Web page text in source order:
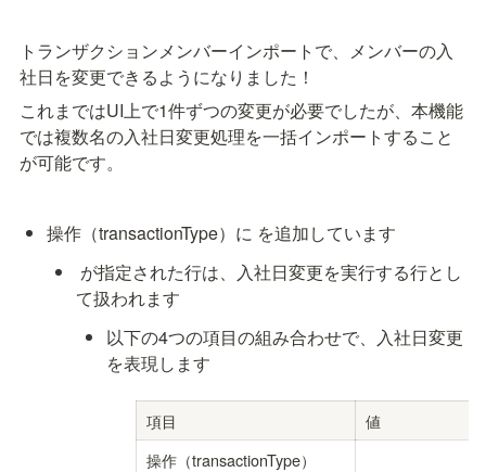
トランザクションメンバーインポートで、メンバーの入
社日を変更できるようになりました！
これまではUI上で1件ずつの変更が必要でしたが、本機能
では複数名の入社日変更処理を一括インポートすること
が可能です。
操作（transactionType）に を追加しています
て扱われます
以下の4つの項目の組み合わせで、入社日変更
を表現します
項目
値
操作（transactionType）